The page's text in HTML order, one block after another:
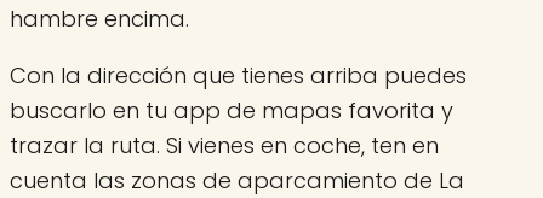
hambre encima.
Con la dirección que tienes arriba puedes
buscarlo en tu app de mapas favorita y
trazar la ruta. Si vienes en coche, ten en
cuenta las zonas de aparcamiento de La